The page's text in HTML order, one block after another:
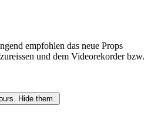
empfohlen das neue Props
und dem Videorekorder bzw.
Hide them.